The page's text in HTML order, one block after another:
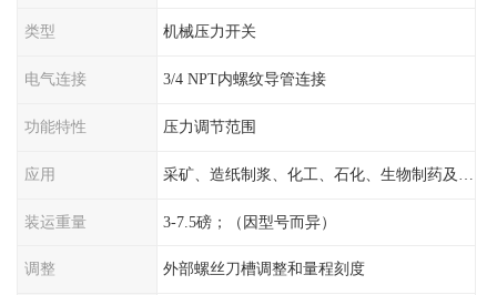
类型 机械压力开关
电气连接 3/4 NPT内螺纹导管连接
功能特性 压力调节范围
应用
装运重量 3-7.5磅；（因型号而异）
调整 外部螺丝刀槽调整和量程刻度